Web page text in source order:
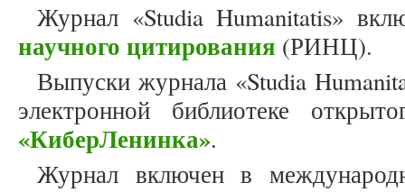
Журнал «Studia Humanitatis»
научного цитирования (РИНЦ).
Выпуски журнала «Studia
электронной библиотеке
«КиберЛенинка».
Журнал включен в